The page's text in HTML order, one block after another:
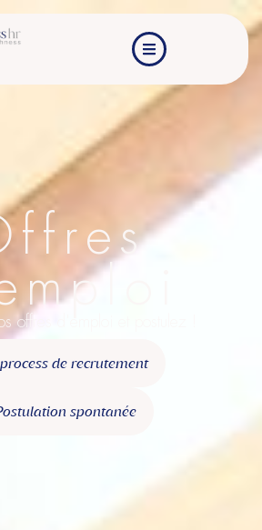
offres d'emploi et postulez !
de recrutement
spontanée